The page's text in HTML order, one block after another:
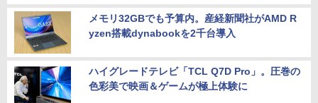
メモリ32GBでも予算内。産経新聞社がAMD R
yzen搭載dynabookを2千台導入
ハイグレードテレビ「TCL Q7D Pro」。圧巻の
色彩美で映画＆ゲームが極上体験に